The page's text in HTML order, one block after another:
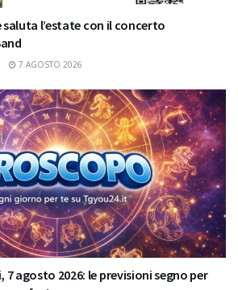
saluta l’estate con il concerto
7 AGOSTO 2026
agosto 2026: le previsioni segno per